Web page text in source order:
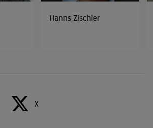
Hanns Zischler
X